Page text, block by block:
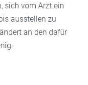
sich vom Arzt ein
ausstellen zu
an den dafür